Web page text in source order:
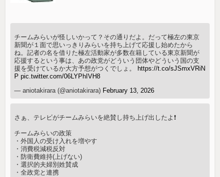
チームみらいが怪しいかって？その通りだよ。だって極左の東京
新聞が１面で思いっきりみらいを持ち上げて応援し始めたから
ね。記者の名を借りた極左活動家が多数在籍している東京新聞が
応援するという事は、あの政党がどういう団体やどういう国の支
援を受けているか大方予想がつくでしょ。
https://t.co/sJSmxVRiN
P pic.twitter.com/06LYPhIVH8
— aniotakirara (@aniotakirara) February 13, 2026
さぁ、テレビがチームみらいを絶賛し持ち上げ出したよ❗️
チームみらいの政策
・外国人の受け入れを増やす
・消費税減税反対
・防衛費維持(上げない)
・選択的夫婦別姓賛成
・全政党と連携